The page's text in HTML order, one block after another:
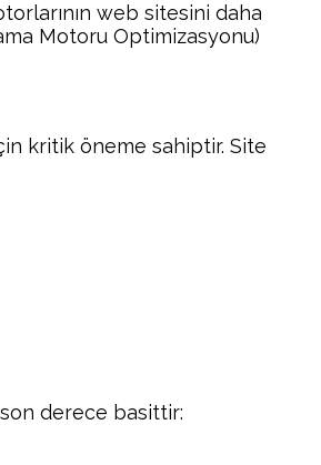
web sitesini daha
Motoru Optimizasyonu)
kritik öneme sahiptir. Site
derece basittir: